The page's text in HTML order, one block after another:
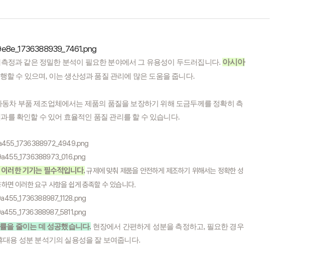
정과 같은 정밀한 분석이 필요한 분야에서 그 유용성이 두드러집니다. 아시아
할 수 있으며, 이는 생산성과 품질 관리에 많은 도움을 줍니다.
차 부품 제조업체에서는 제품의 품질을 보장하기 위해 도금두께를 정확히 측
를 확인할 수 있어 효율적인 품질 관리를 할 수 있습니다.
러한 기기는 필수적입니다.규제에 맞춰 제품을 안전하게 제조하기 위해서는 정확한 성
면 이러한 요구 사항을 쉽게 충족할 수 있습니다.
을 줄이는 데 성공했습니다. 현장에서 간편하게 성분을 측정하고, 필요한 경우
용 성분 분석기의 실용성을 잘 보여줍니다.